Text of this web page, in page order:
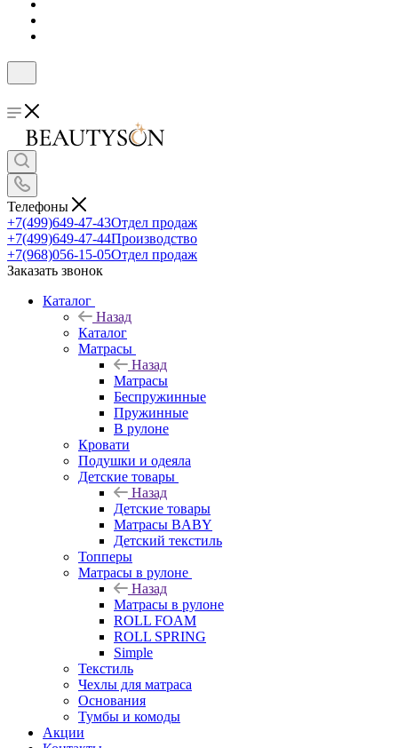
Телефоны
+7(499)649-47-43Отдел продаж
+7(499)649-47-44Производство
+7(968)056-15-05Отдел продаж
Заказать звонок
Каталог
Назад
Каталог
Матрасы
Назад
Матрасы
Беспружинные
Пружинные
В рулоне
Кровати
Подушки и одеяла
Детские товары
Назад
Детские товары
Матрасы BABY
Детский текстиль
Топперы
Матрасы в рулоне
Назад
Матрасы в рулоне
ROLL FOAM
ROLL SPRING
Simple
Текстиль
Чехлы для матраса
Основания
Тумбы и комоды
Акции